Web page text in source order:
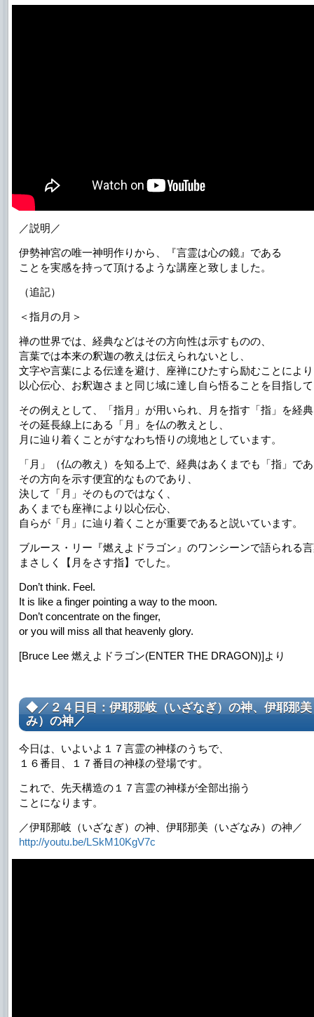
／説明／
伊勢神宮の唯一神明作りから、『言霊は心の鏡』である
ことを実感を持って頂けるような講座と致しました。
（追記）
＜指月の月＞
禅の世界では、経典などはその方向性は示すものの、
言葉では本来の釈迦の教えは伝えられないとし、
文字や言葉による伝達を避け、座禅にひたすら励むことによ
以心伝心、お釈迦さまと同じ域に達し自ら悟ることを目指し
その例えとして、「指月」が用いられ、月を指す「指」を経
その延長線上にある「月」を仏の教えとし、
月に辿り着くことがすなわち悟りの境地としています。
「月」（仏の教え）を知る上で、経典はあくまでも「指」で
その方向を示す便宜的なものであり、
決して「月」そのものではなく、
あくまでも座禅により以心伝心、
自らが「月」に辿り着くことが重要であると説いています。
ブルース・リー『燃えよドラゴン』のワンシーンで語られる
まさしく【月をさす指】でした。
Don’t think. Feel.
It is like a finger pointing a way to the moon.
Don’t concentrate on the finger,
or you will miss all that heavenly glory.
[Bruce Lee 燃えよドラゴン(ENTER THE DRAGON)]より
◆／２４日目：伊耶那岐（いざなぎ）の神、伊耶那
み）の神／
今日は、いよいよ１７言霊の神様のうちで、
１６番目、１７番目の神様の登場です。
これで、先天構造の１７言霊の神様が全部出揃う
ことになります。
／伊耶那岐（いざなぎ）の神、伊耶那美（いざなみ）の神／
http://youtu.be/LSkM10KgV7c